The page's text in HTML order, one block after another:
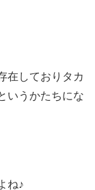
在しておりタカ
いうかたちにな
ね♪